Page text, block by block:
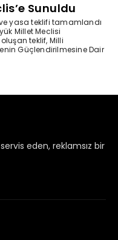
servis eden, reklamsız bir